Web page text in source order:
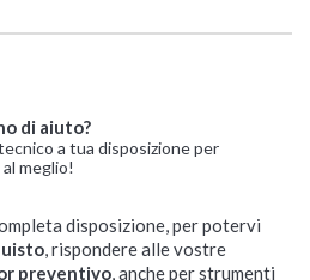
di aiuto?
a tua disposizione per
meglio!
disposizione, per potervi
, rispondere alle vostre
preventivo , anche per strumenti